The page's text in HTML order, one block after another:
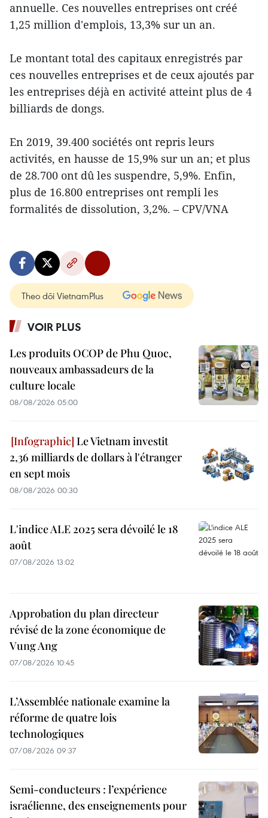
annuelle. Ces nouvelles entreprises ont créé
1,25 million d'emplois, 13,3% sur un an.
Le montant total des capitaux enregistrés par
ces nouvelles entreprises et de ceux ajoutés par
les entreprises déjà en activité atteint plus de 4
billiards de dongs.
En 2019, 39.400 sociétés ont repris leurs
activités, en hausse de 15,9% sur un an; et plus
de 28.700 ont dû les suspendre, 5,9%. Enfin,
plus de 16.800 entreprises ont rempli les
formalités de dissolution, 3,2%. – CPV/VNA
Theo dõi VietnamPlus
VOIR PLUS
Les produits OCOP de Phu Quoc,
nouveaux ambassadeurs de la
culture locale
08/08/2026 05:00
Le Vietnam investit
2,36 milliards de dollars à l'étranger
en sept mois
08/08/2026 00:30
L'indice ALE 2025 sera dévoilé le 18
août
07/08/2026 13:02
Approbation du plan directeur
révisé de la zone économique de
Vung Ang
07/08/2026 10:45
L’Assemblée nationale examine la
réforme de quatre lois
technologiques
07/08/2026 09:37
Semi-conducteurs : l’expérience
israélienne, des enseignements pour